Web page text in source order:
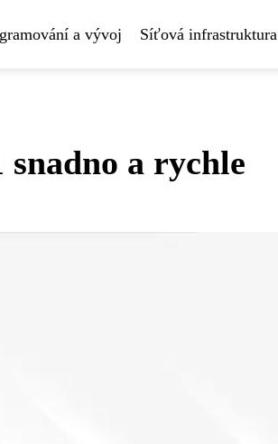
a vývoj Síťová infrastruktura
a rychle